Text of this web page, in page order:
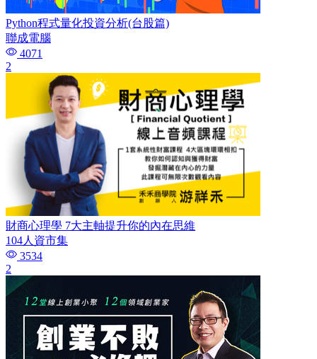
Python程式量化投資分析(台股篇)
聯成電腦
4071
2
財商心理學 7大主軸提升你的內在思維
104人資市集
3534
2